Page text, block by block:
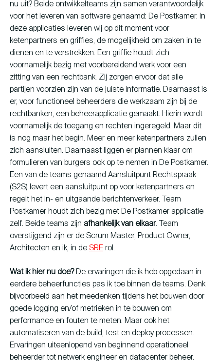
nu uit? Beide ontwikkelteams zijn samen verantwoordelijk
voor het leveren van software genaamd: De Postkamer. In
deze applicaties leveren wij op dit moment voor
ketenpartners en griffies, de mogelijkheid om zaken in te
dienen en te verstrekken. Een griffie houdt zich
voornamelijk bezig met voorbereidend werk voor een
zitting van een rechtbank. Zij zorgen ervoor dat alle
partijen voorzien zijn van de juiste informatie. Daarnaast is
er, voor functioneel beheerders die werkzaam zijn bij de
rechtbanken, een beheerapplicatie gemaakt. Hierin wordt
voornamelijk de toegang en rechten ingeregeld. Maar dit
is nog maar het begin. Meer en meer ketenpartners zullen
zich aansluiten. Daarnaast liggen er plannen klaar om
formulieren van burgers ook op te nemen in De Postkamer.
Een van de teams genaamd Aansluitpunt Rechtspraak
(S2S) levert een aansluitpunt op voor ketenpartners en
regelt het in- en uitgaande berichtenverkeer. Team
Postkamer houdt zich bezig met De Postkamer applicatie
zelf. Beide teams zijn afhankelijk van elkaar. Team
overstijgend zijn er de Scrum Master, Product Owner,
Architecten en ik, in de SRE rol.
Wat ik hier nu doe?De ervaringen die ik heb opgedaan in
eerdere beheerfuncties pas ik toe binnen de teams. Denk
bijvoorbeeld aan het meedenken tijdens het bouwen door
goede logging en/of metrieken in te bouwen om
performance en fouten te meten. Maar ook het
automatiseren van de build, test en deploy processen.
Ervaringen uiteenlopend van beginnend operationeel
beheerder tot netwerk engineer en datacenter beheer.